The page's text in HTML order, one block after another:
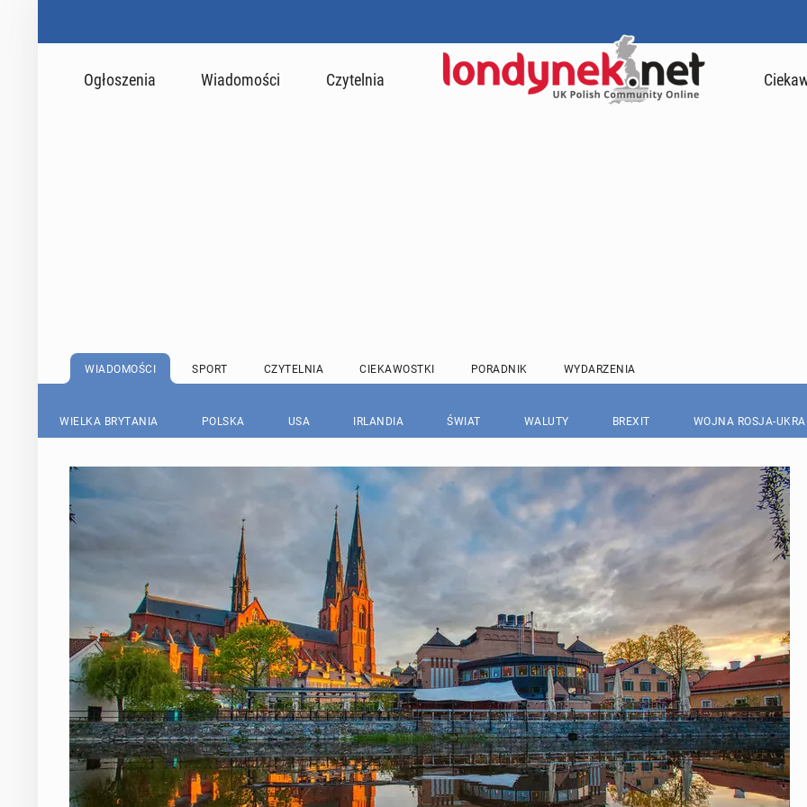
Ogłoszenia Wiadomości Czytelnia
WIADOMOŚCI SPORT CZYTELNIA CIEKAWOSTKI PORADNIK WYDARZENIA
WIELKA BRYTANIA POLSKA USA IRLANDIA ŚWIAT WALUTY BREXIT WOJNA ROSJA-